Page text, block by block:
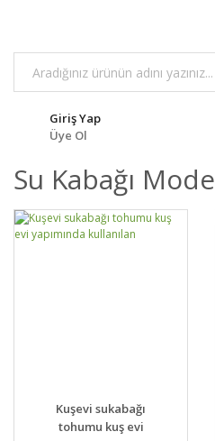
Giriş Yap
Üye Ol
Su Kabağı
DETAYLAR SEPETE EKLE
Kuşevi sukabağı
tohumu kuş evi